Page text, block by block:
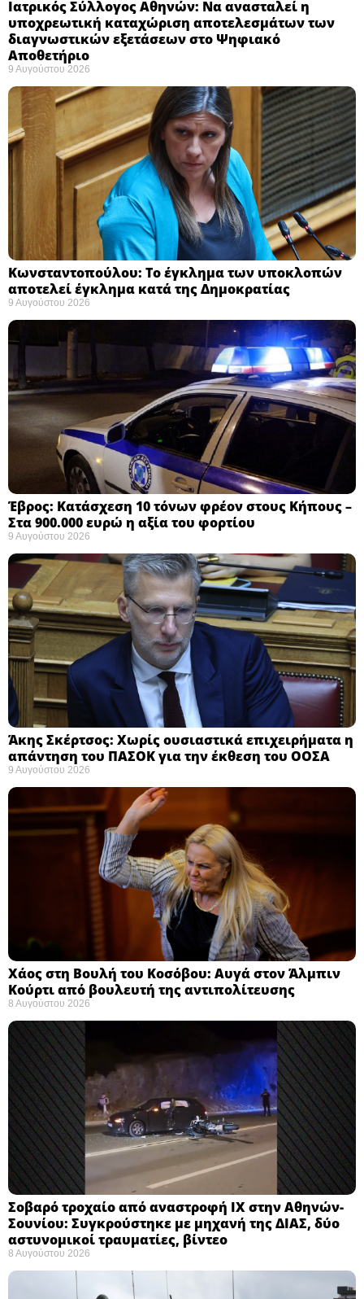
Ιατρικός Σύλλογος Αθηνών: Να ανασταλεί η
υποχρεωτική καταχώριση αποτελεσμάτων των
διαγνωστικών εξετάσεων στο Ψηφιακό
Αποθετήριο ​
9 Αυγούστου 2026
Κωνσταντοπούλου: Το έγκλημα των υποκλοπών
αποτελεί έγκλημα κατά της Δημοκρατίας ​
9 Αυγούστου 2026
Έβρος: Κατάσχεση 10 τόνων φρέον στους Κήπους –
Στα 900.000 ευρώ η αξία του φορτίου ​
9 Αυγούστου 2026
Άκης Σκέρτσος: Χωρίς ουσιαστικά επιχειρήματα η
απάντηση του ΠΑΣΟΚ για την έκθεση του ΟΟΣΑ ​
9 Αυγούστου 2026
Χάος στη Βουλή του Κοσόβου: Αυγά στον Άλμπιν
Κούρτι από βουλευτή της αντιπολίτευσης
8 Αυγούστου 2026
Σοβαρό τροχαίο από αναστροφή ΙΧ στην Αθηνών-
Σουνίου: Συγκρούστηκε με μηχανή της ΔΙΑΣ, δύο
αστυνομικοί τραυματίες, βίντεο
8 Αυγούστου 2026